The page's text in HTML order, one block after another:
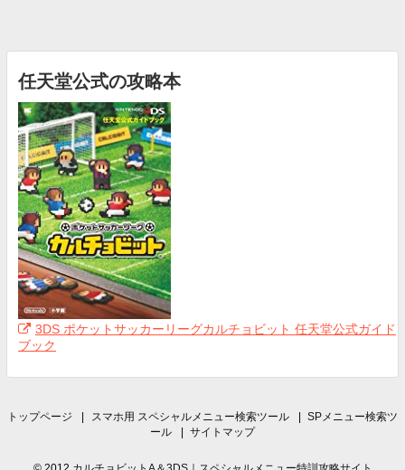
任天堂公式の攻略本
3DS ポケットサッカーリーグカルチョビット 任天堂公式ガイド
ブック
トップページ スマホ用 スペシャルメニュー検索ツール
SPメニュー検索ツ
ール
サイトマップ